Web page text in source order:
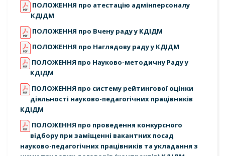
ПОЛОЖЕННЯ про атестацію адмінперсоналу
КДІДМ
ПОЛОЖЕННЯ про Вчену раду у КДІДМ
ПОЛОЖЕННЯ про Наглядову раду у КДІДМ
ПОЛОЖЕННЯ про Науково-методичну Раду у
КДІДМ
ПОЛОЖЕННЯ про систему рейтингової оцінки
діяльності науково-педагогічних працівників
КДІДМ
ПОЛОЖЕННЯ про проведення конкурсного
відбору при заміщенні вакантних посад
науково-педагогічних працівників та укладання з